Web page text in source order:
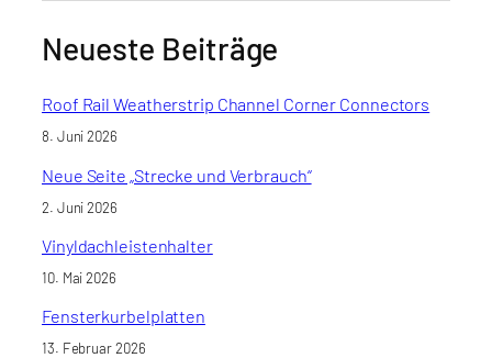
Neueste Beiträge
Roof Rail Weatherstrip Channel Corner Connectors
8. Juni 2026
Neue Seite „Strecke und Verbrauch“
2. Juni 2026
Vinyldachleistenhalter
10. Mai 2026
Fensterkurbelplatten
13. Februar 2026